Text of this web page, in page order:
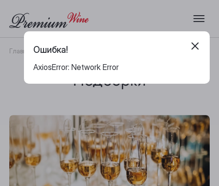
Главная Каталог
Подборки
Ошибка!
AxiosError: Network Error